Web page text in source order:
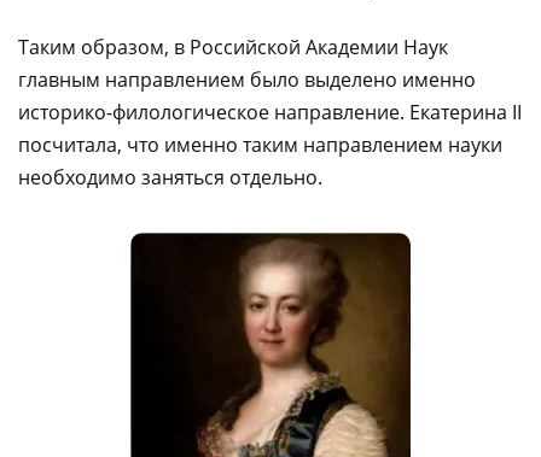
Таким образом, в Российской Академии Наук
главным направлением было выделено именно
историко-филологическое направление. Екатерина II
посчитала, что именно таким направлением науки
необходимо заняться отдельно.